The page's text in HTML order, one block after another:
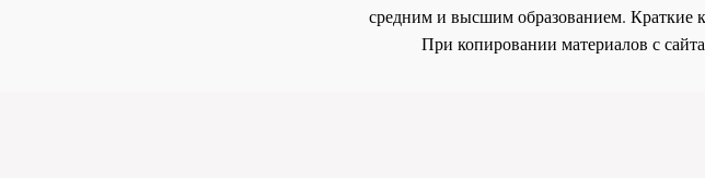
средним и высшим образованием. Краткие
При копировании материалов с